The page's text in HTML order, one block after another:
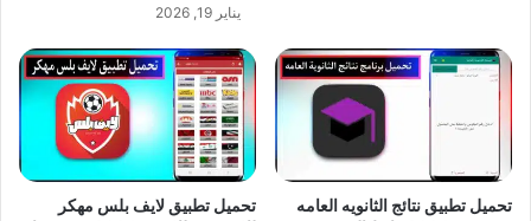
يناير 19, 2026
تحميل تطبيق نتائج الثانويه العامه
تحميل تطبيق لايف بلس مهكر